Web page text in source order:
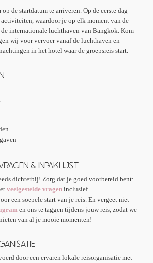
de startdatum te arriveren. Op de eerste dag
waardoor je op elk moment van de
internationale luchthaven van Bangkok. Kom
wij voor vervoer vanaf de luchthaven en
in het hotel waar de groepsreis start.
& INPAKLIJST
dichterbij! Zorg dat je goed voorbereid bent:
veelgestelde vrageninclusief
een soepele start van je reis. En vergeet niet
en ons te taggen tijdens jouw reis, zodat we
van al je mooie momenten!
door een ervaren lokale reisorganisatie met